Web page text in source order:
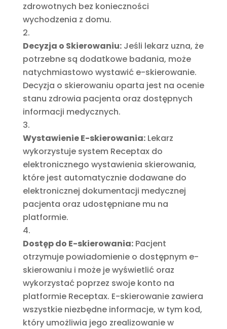
zdrowotnych bez konieczności
wychodzenia z domu.
Decyzja o Skierowaniu:Jeśli lekarz uzna, że
potrzebne są dodatkowe badania, może
natychmiastowo wystawić e-skierowanie.
Decyzja o skierowaniu oparta jest na ocenie
stanu zdrowia pacjenta oraz dostępnych
informacji medycznych.
Wystawienie E-skierowania:Lekarz
wykorzystuje system Receptax do
elektronicznego wystawienia skierowania,
które jest automatycznie dodawane do
elektronicznej dokumentacji medycznej
pacjenta oraz udostępniane mu na
platformie.
Dostęp do E-skierowania:Pacjent
otrzymuje powiadomienie o dostępnym e-
skierowaniu i może je wyświetlić oraz
wykorzystać poprzez swoje konto na
platformie Receptax. E-skierowanie zawiera
wszystkie niezbędne informacje, w tym kod,
który umożliwia jego zrealizowanie w